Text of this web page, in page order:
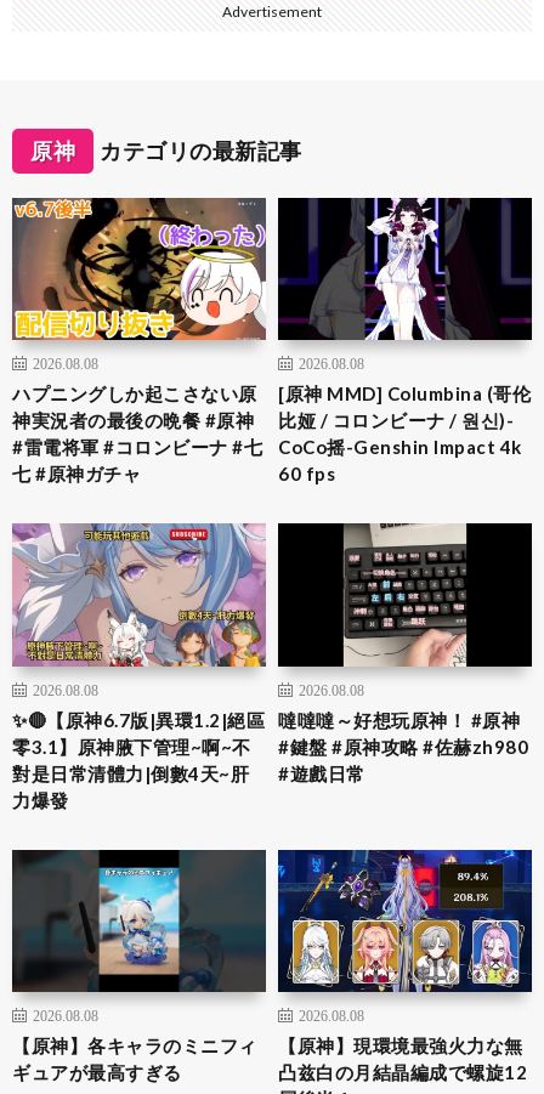
Advertisement
原神 カテゴリの最新記事
2026.08.08
ハプニングしか起こさない原
神実況者の最後の晩餐 #原神
#雷電将軍 #コロンビーナ #七
七 #原神ガチャ
2026.08.08
[原神 MMD] Columbina (哥伦
比娅 / コロンビーナ / 원신)-
CoCo摇-Genshin Impact 4k
60 fps
2026.08.08
✨🔴【原神6.7版|異環1.2|絕區
零3.1】原神腋下管理~啊~不
對是日常清體力|倒數4天~肝
力爆發
2026.08.08
噠噠噠～好想玩原神！ #原神
#鍵盤 #原神攻略 #佐赫zh980
#遊戲日常
2026.08.08
【原神】各キャラのミニフィ
ギュアが最高すぎる
2026.08.08
【原神】現環境最強火力な無
凸兹白の月結晶編成で螺旋12